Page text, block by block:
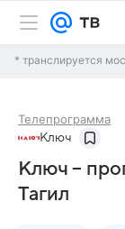
* транслируется
Телепрограмма
Ключ
Ключ –
Тагил